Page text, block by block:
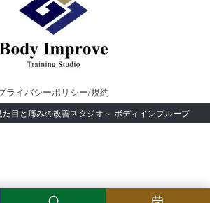
ライバシーポリシー/規約
目と痛みの改善スタジオ～ ボディインプルーブ